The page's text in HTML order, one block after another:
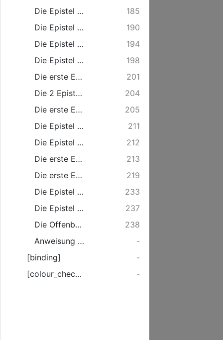
Die Epistel S. Pauli an die Galater.
185
Die Epistel S. Pauli an die Epheser.
190
Die Epistel S. Pauli an die Philipper.
194
Die Epistel S. Pauli an die Colosser.
198
Die erste Epistel S. Pauli an die Thessalonicher.
201
Die 2 Epistel S. Pauli an die Thessalonicher.
204
Die erste Epistel S. Pauli an Timotheum.
205
Die Epistel S. Pauli an Titum.
211
Die Epistel S. Pauli an Philemon.
212
Die erste Epistel S. Petri.
213
Die erste Epistel S. Johannis.
219
Die Epistel S. Jacobi.
233
Die Epistel S. Judae.
237
Die Offenbarung S. Johannis, des Theologen, genannt Apocalypsis.
238
Anweisung Der Sonn- und Fest-Tages Episteln und Evangelien, durchs ganze Jahr. ...
-
[binding]
-
[colour_checker]
-